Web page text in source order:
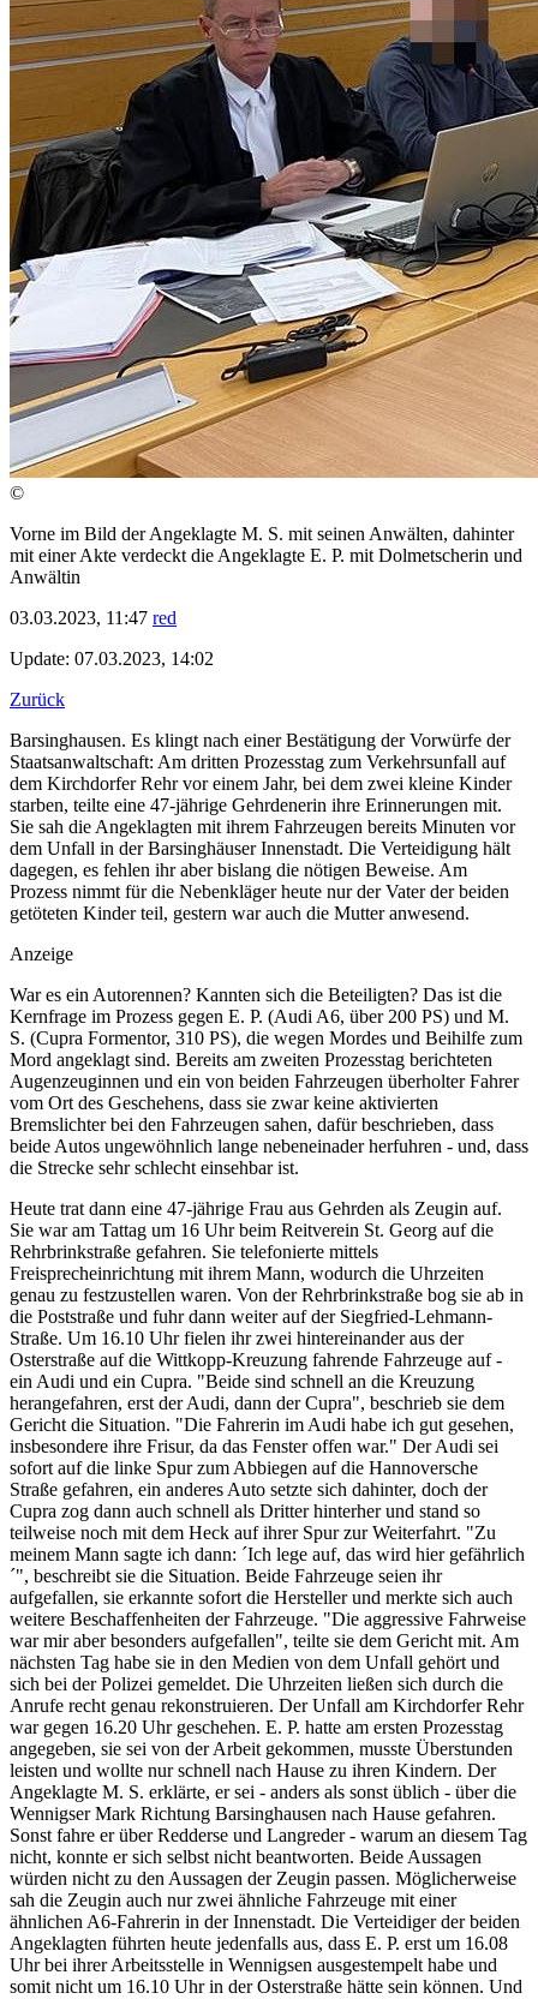
©
Vorne im Bild der Angeklagte M. S. mit seinen Anwälten, dahinter
mit einer Akte verdeckt die Angeklagte E. P. mit Dolmetscherin und
Anwältin
03.03.2023, 11:47 red
Update: 07.03.2023, 14:02
Zurück
Barsinghausen. Es klingt nach einer Bestätigung der Vorwürfe der
Staatsanwaltschaft: Am dritten Prozesstag zum Verkehrsunfall auf
dem Kirchdorfer Rehr vor einem Jahr, bei dem zwei kleine Kinder
starben, teilte eine 47-jährige Gehrdenerin ihre Erinnerungen mit.
Sie sah die Angeklagten mit ihrem Fahrzeugen bereits Minuten vor
dem Unfall in der Barsinghäuser Innenstadt. Die Verteidigung hält
dagegen, es fehlen ihr aber bislang die nötigen Beweise. Am
Prozess nimmt für die Nebenkläger heute nur der Vater der beiden
getöteten Kinder teil, gestern war auch die Mutter anwesend.
Anzeige
War es ein Autorennen? Kannten sich die Beteiligten? Das ist die
Kernfrage im Prozess gegen E. P. (Audi A6, über 200 PS) und M.
S. (Cupra Formentor, 310 PS), die wegen Mordes und Beihilfe zum
Mord angeklagt sind. Bereits am zweiten Prozesstag berichteten
Augenzeuginnen und ein von beiden Fahrzeugen überholter Fahrer
vom Ort des Geschehens, dass sie zwar keine aktivierten
Bremslichter bei den Fahrzeugen sahen, dafür beschrieben, dass
beide Autos ungewöhnlich lange nebeneinader herfuhren - und, dass
die Strecke sehr schlecht einsehbar ist.
Heute trat dann eine 47-jährige Frau aus Gehrden als Zeugin auf.
Sie war am Tattag um 16 Uhr beim Reitverein St. Georg auf die
Rehrbrinkstraße gefahren. Sie telefonierte mittels
Freisprecheinrichtung mit ihrem Mann, wodurch die Uhrzeiten
genau zu festzustellen waren. Von der Rehrbrinkstraße bog sie ab in
die Poststraße und fuhr dann weiter auf der Siegfried-Lehmann-
Straße. Um 16.10 Uhr fielen ihr zwei hintereinander aus der
Osterstraße auf die Wittkopp-Kreuzung fahrende Fahrzeuge auf -
ein Audi und ein Cupra. "Beide sind schnell an die Kreuzung
herangefahren, erst der Audi, dann der Cupra", beschrieb sie dem
Gericht die Situation. "Die Fahrerin im Audi habe ich gut gesehen,
insbesondere ihre Frisur, da das Fenster offen war." Der Audi sei
sofort auf die linke Spur zum Abbiegen auf die Hannoversche
Straße gefahren, ein anderes Auto setzte sich dahinter, doch der
Cupra zog dann auch schnell als Dritter hinterher und stand so
teilweise noch mit dem Heck auf ihrer Spur zur Weiterfahrt. "Zu
meinem Mann sagte ich dann: ´Ich lege auf, das wird hier gefährlich
´", beschreibt sie die Situation. Beide Fahrzeuge seien ihr
aufgefallen, sie erkannte sofort die Hersteller und merkte sich auch
weitere Beschaffenheiten der Fahrzeuge. "Die aggressive Fahrweise
war mir aber besonders aufgefallen", teilte sie dem Gericht mit. Am
nächsten Tag habe sie in den Medien von dem Unfall gehört und
sich bei der Polizei gemeldet. Die Uhrzeiten ließen sich durch die
Anrufe recht genau rekonstruieren. Der Unfall am Kirchdorfer Rehr
war gegen 16.20 Uhr geschehen. E. P. hatte am ersten Prozesstag
angegeben, sie sei von der Arbeit gekommen, musste Überstunden
leisten und wollte nur schnell nach Hause zu ihren Kindern. Der
Angeklagte M. S. erklärte, er sei - anders als sonst üblich - über die
Wennigser Mark Richtung Barsinghausen nach Hause gefahren.
Sonst fahre er über Redderse und Langreder - warum an diesem Tag
nicht, konnte er sich selbst nicht beantworten. Beide Aussagen
würden nicht zu den Aussagen der Zeugin passen. Möglicherweise
sah die Zeugin auch nur zwei ähnliche Fahrzeuge mit einer
ähnlichen A6-Fahrerin in der Innenstadt. Die Verteidiger der beiden
Angeklagten führten heute jedenfalls aus, dass E. P. erst um 16.08
Uhr bei ihrer Arbeitsstelle in Wennigsen ausgestempelt habe und
somit nicht um 16.10 Uhr in der Osterstraße hätte sein können. Und